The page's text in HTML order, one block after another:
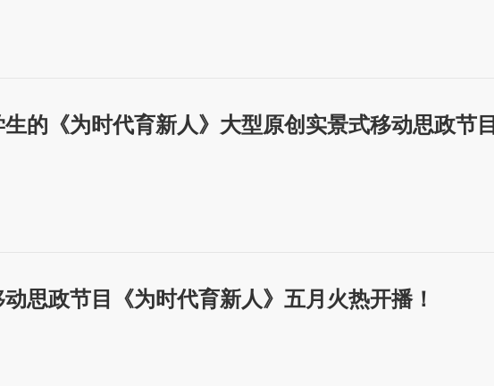
的《为时代育新人》大型原创实景式移动思政节目
思政节目《为时代育新人》五月火热开播！